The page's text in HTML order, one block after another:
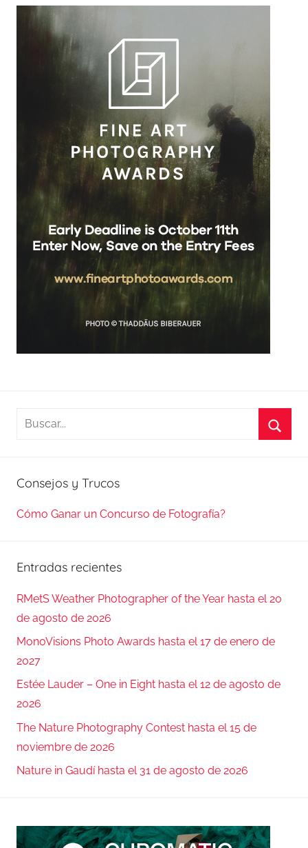
Buscar:
Consejos y Trucos
Cómo Ganar un Concurso de Fotografía?
Entradas recientes
RMetS Weather Photographer of the Year hasta el 20
de agosto de 2026
MonoVisions Photo Awards hasta el 17 de enero de
2027
Estée Lauder – One in Eight hasta el 12 de agosto de
2026
The Nature Photography Contest hasta el 15 de
noviembre de 2026
Nature in Gaudí hasta el 31 de agosto de 2026